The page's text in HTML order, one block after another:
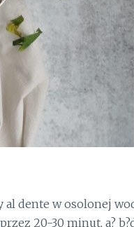
al dente w osolonej
20-30 minut, a?